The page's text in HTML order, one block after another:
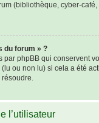
(bibliothèque, cyber-
du forum » ?
phpBB qui conservent
ou non lu) si cela a été
résoudre.
l’utilisateur